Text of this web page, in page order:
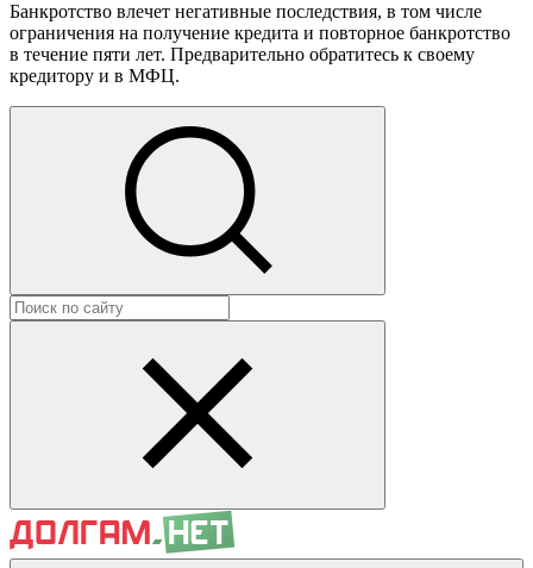
Банкротство влечет негативные последствия, в том числе
ограничения на получение кредита и повторное банкротство
в течение пяти лет. Предварительно обратитесь к своему
кредитору и в МФЦ.